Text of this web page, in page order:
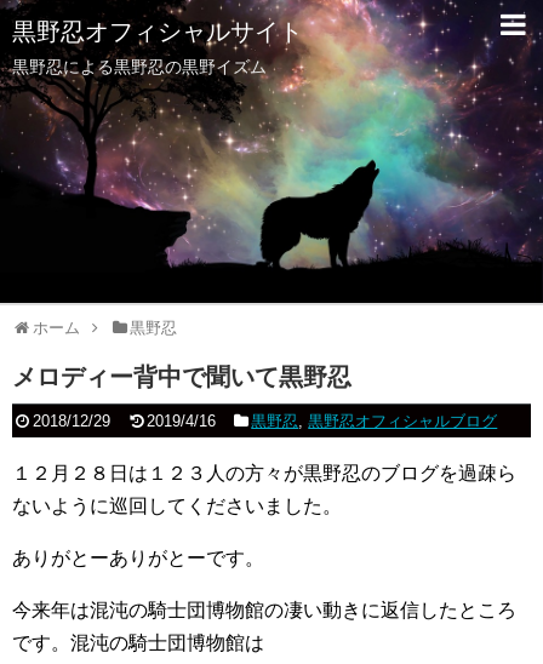
黒野忍オフィシャルサイト
黒野忍による黒野忍の黒野イズム
ホーム 黒野忍
メロディー背中で聞いて黒野忍
2018/12/29 2019/4/16 黒野忍,黒野忍オフィシャルブログ
１２月２８日は１２３人の方々が黒野忍のブログを過疎ら
ないように巡回してくださいました。
ありがとーありがとーです。
今来年は混沌の騎士団博物館の凄い動きに返信したところ
です。混沌の騎士団博物館は